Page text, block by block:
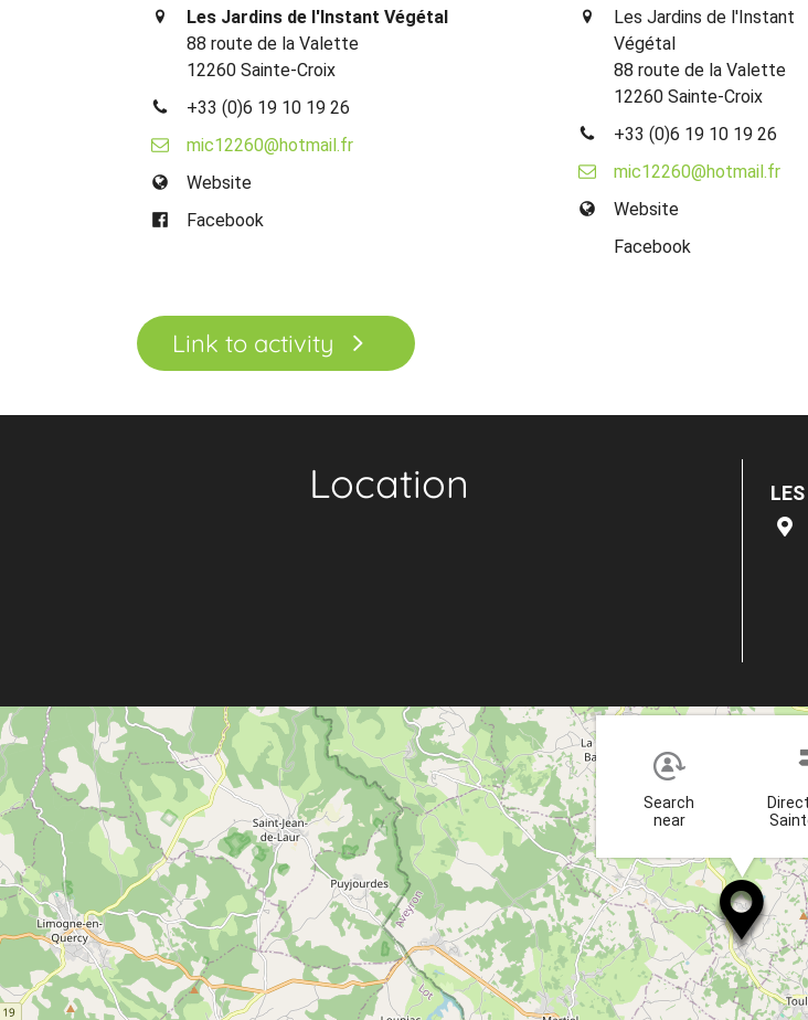
Les Jardins de l'Instant Végétal
88 route de la Valette
12260 Sainte-Croix
+33 (0)6 19 10 19 26
mic12260@hotmail.fr
Website
Facebook
Les Jardins de l'Instant
Végétal
88 route de la Valette
12260 Sainte-Croix
+33 (0)6 19 10 19 26
mic12260@hotmail.fr
Website
Facebook
Link to activity
Location
Search
near